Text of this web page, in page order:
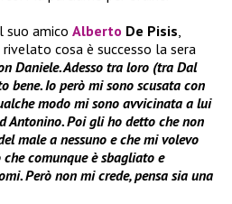
suo amico Alberto De Pisis,
rivelato cosa è successo la sera
Daniele. Adesso tra loro (tra Dal
bene. Io però mi sono scusata con
modo mi sono avvicinata a lui
Antonino. Poi gli ho detto che non
male a nessuno e che mi volevo
comunque è sbagliato e
Però non mi crede, pensa sia una